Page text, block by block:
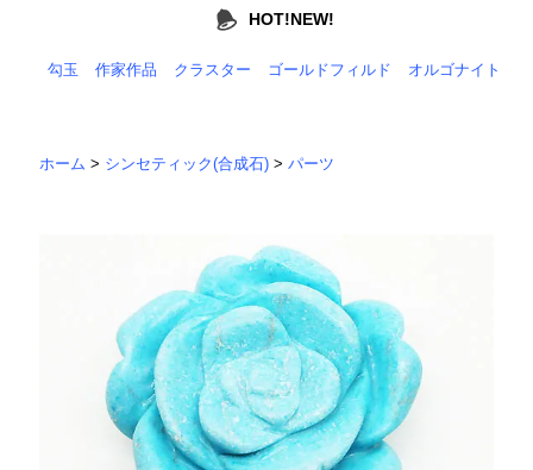
HOT!NEW!
勾玉 作家作品 クラスター ゴールドフィルド オルゴナイト
ホーム > シンセティック(合成石) >パーツ